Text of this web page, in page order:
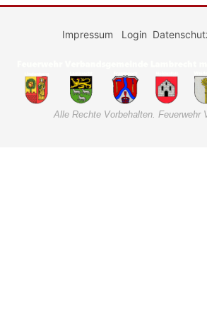
Impressum Login
Alle Rechte Vorbehalten. Feuerwehr